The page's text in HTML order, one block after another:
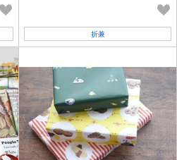
折兼